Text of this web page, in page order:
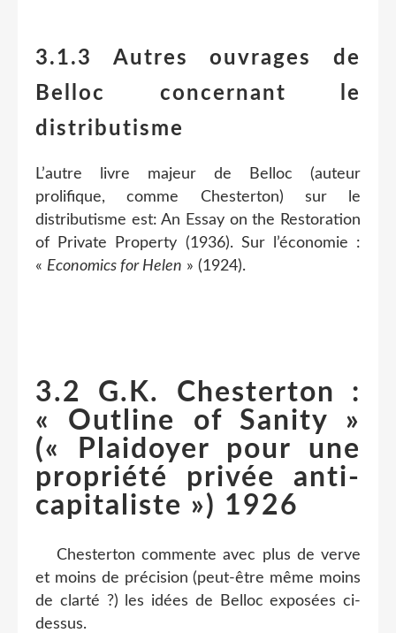
3.1.3 Autres ouvrages de
Belloc concernant le
distributisme
L’autre livre majeur de Belloc (auteur
prolifique, comme Chesterton) sur le
distributisme est: An Essay on the Restoration
of Private Property (1936). Sur l’économie :
« Economics for Helen » (1924).
3.2 G.K. Chesterton :
« Outline of Sanity »
(« Plaidoyer pour une
propriété privée anti-
capitaliste ») 1926
Chesterton commente avec plus de verve
et moins de précision (peut-être même moins
de clarté ?) les idées de Belloc exposées ci-
dessus.